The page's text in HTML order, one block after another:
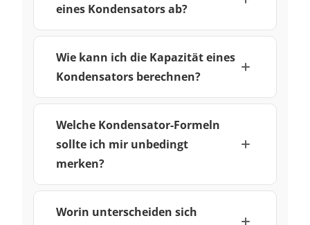
eines Kondensators ab?
Wie kann ich die Kapazität eines
Kondensators berechnen?
Welche Kondensator-Formeln
sollte ich mir unbedingt
merken?
Worin unterscheiden sich